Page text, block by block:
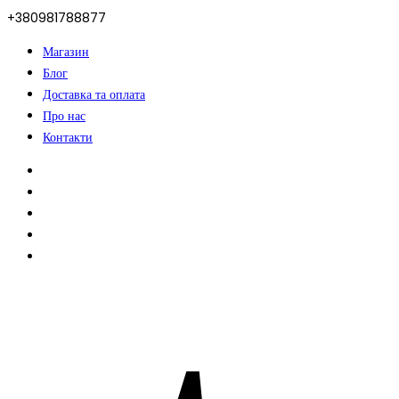
+380981788877
Магазин
Блог
Доставка та оплата
Про нас
Контакти